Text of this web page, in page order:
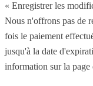
« Enregistrer les
Nous n'offrons pas de
fois le paiement
jusqu'à la date
information sur la page